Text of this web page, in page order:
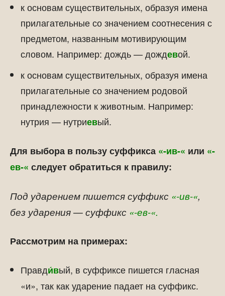
к основам существительных, образуя имена
прилагательные со значением соотнесения с
предметом, названным мотивирующим
словом. Например: дождь — дождевой.
к основам существительных, образуя имена
прилагательные со значением родовой
принадлежности к животным. Например:
нутрия — нутриевый.
Для выбора в пользу суффикса «-ив-« или «-
ев-« следует обратиться к правилу:
Под ударением пишется суффикс «-ив-«,
без ударения — суффикс «-ев-«.
Рассмотрим на примерах:
Правди́вый, в суффиксе пишется гласная
«и», так как ударение падает на суффикс.